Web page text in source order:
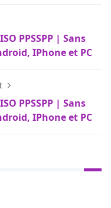
PPSSPP | Sans
IPhone et PC
PPSSPP | Sans
IPhone et PC